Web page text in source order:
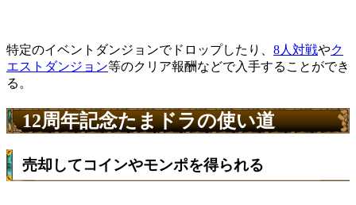
特定のイベントダンジョンでドロップしたり、 8人対戦やク
エストダンジョン等のクリア報酬などで入手することができ
る。
12周年記念たまドラの使い道
売却してコインやモンポを得られる